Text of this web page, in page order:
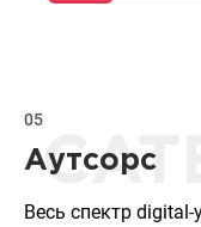
05
Аутсорс
Весь спектр digital-